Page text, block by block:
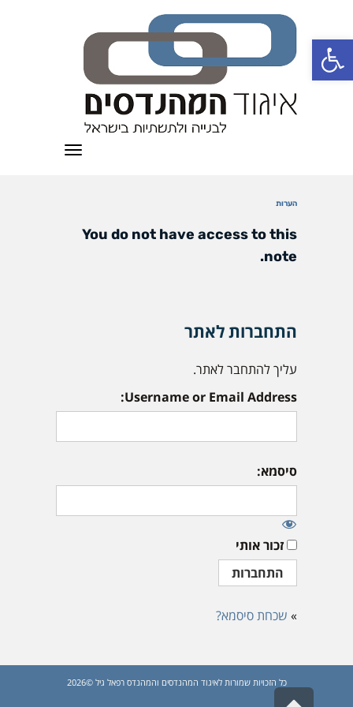
פתח סרגל נגישות
תפריט
הערות
You do not have access to this
note.
התחברות לאתר
עליך להתחבר לאתר.
Username or Email Address:
סיסמא:
זכור אותי
» שכחת סיסמא?
כל הזכויות שמורות לאיגוד המהנדסים והמהנדס רפאל גיל ©2026